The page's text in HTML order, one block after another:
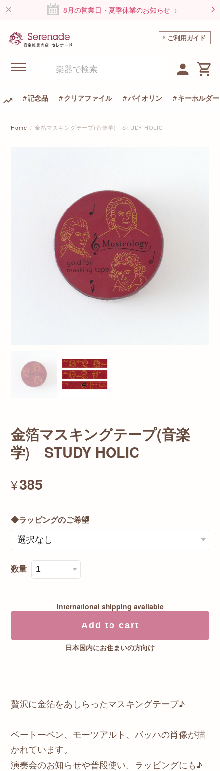
8月の営業日・夏季休業のお知らせ→
ご利用ガイド
記念品 クリアファイル バイオリン キーホルダー
Home 金箔マスキングテープ(音楽学) STUDY HOLIC
金箔マスキングテープ(音楽
学) STUDY HOLIC
¥385
◆ラッピングのご希望
数量
International shipping available
Add to cart
日本国内にお住まいの方向け
贅沢に金箔をあしらったマスキングテープ♪
ベートーベン、モーツアルト、バッハの肖像が描
かれています。
演奏会のお知らせや普段使い、ラッピングにも♪